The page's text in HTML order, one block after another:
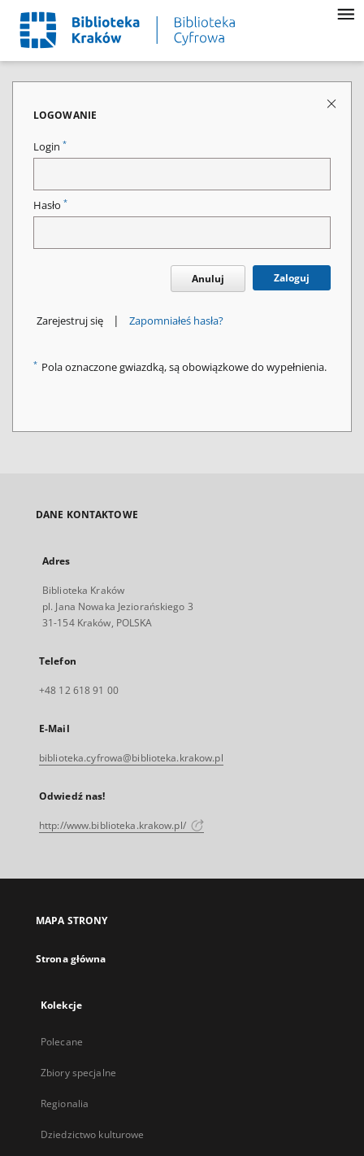
LOGOWANIE
Login *
Hasło *
Anuluj Zaloguj
Zarejestruj się | Zapomniałeś hasła?
* Pola oznaczone gwiazdką, są obowiązkowe do wypełnienia.
DANE KONTAKTOWE
Adres
Biblioteka Kraków
pl. Jana Nowaka Jeziorańskiego 3
31-154 Kraków, POLSKA
Telefon
+48 12 618 91 00
E-Mail
biblioteka.cyfrowa@biblioteka.krakow.pl
Odwiedź nas!
http://www.biblioteka.krakow.pl/
MAPA STRONY
Strona główna
Kolekcje
Polecane
Zbiory specjalne
Regionalia
Dziedzictwo kulturowe